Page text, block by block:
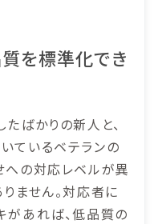
を標準化でき
ばかりの新人と、
ているベテランの
への対応レベルが異
ません。対応者に
があれば、低品質の